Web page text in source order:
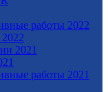
работы 2022
2021
работы 2021